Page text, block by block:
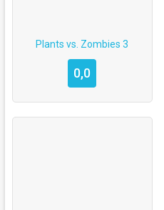
Plants vs. Zombies 3
0,0